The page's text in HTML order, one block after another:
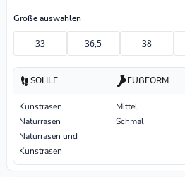
Größe auswählen
33 36,5 38
SOHLE
Kunstrasen
Naturrasen
Naturrasen und
Kunstrasen
FUßFORM
Mittel
Schmal